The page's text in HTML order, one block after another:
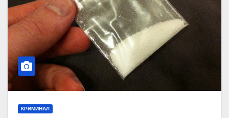
КРИМИНАЛ